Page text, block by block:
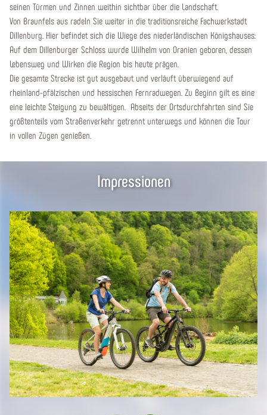
seinen Türmen und Zinnen weithin sichtbar über die Landschaft.
Von Braunfels aus radeln Sie weiter in die traditionsreiche Fachwerkstadt
Dillenburg. Hier befindet sich die Wiege des niederländischen Königshauses:
Auf dem Dillenburger Schloss wurde Wilhelm von Oranien geboren, dessen
Lebensweg und Wirken die Region bis heute prägen.
Die gesamte Strecke ist gut ausgebaut und verläuft überwiegend auf
rheinland-pfälzischen und hessischen Fernradwegen. Zu Beginn gilt es eine
eine leichte Steigung zu bewältigen. Abseits der Ortsdurchfahrten sind Sie
größtenteils vom Straßenverkehr getrennt unterwegs und können die Tour
in vollen Zügen genießen.
Impressionen